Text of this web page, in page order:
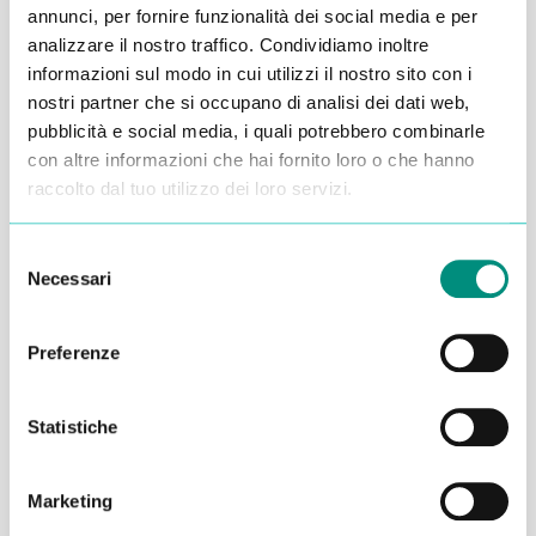
annunci, per fornire funzionalità dei social media e per
analizzare il nostro traffico. Condividiamo inoltre
informazioni sul modo in cui utilizzi il nostro sito con i
nostri partner che si occupano di analisi dei dati web,
pubblicità e social media, i quali potrebbero combinarle
con altre informazioni che hai fornito loro o che hanno
raccolto dal tuo utilizzo dei loro servizi.
delNecessari
Preferenze
Statistiche
Marketing
Alessandro Alfonsetti